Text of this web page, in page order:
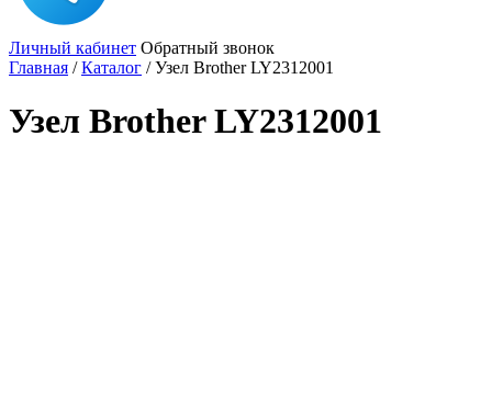
Личный кабинет Обратный звонок
Главная /Каталог /Узел Brother LY2312001
Узел Brother LY2312001